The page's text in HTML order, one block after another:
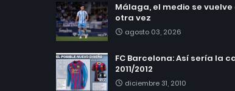
Málaga, el medio se vuelve
otra vez
agosto 03, 2026
FC Barcelona: Así sería la
2011/2012
diciembre 31, 2010